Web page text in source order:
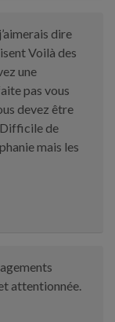
dire
Voilà des
une
pas vous
devez être
de
mais les
attentionnée.